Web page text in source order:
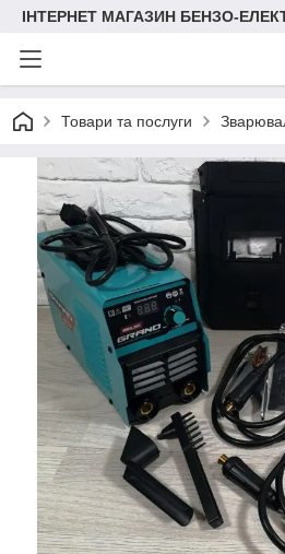
ІНТЕРНЕТ МАГАЗИН БЕНЗО-
Товари та послуги